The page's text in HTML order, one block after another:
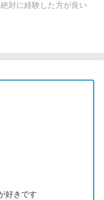
対に経験した方が良い
好きです